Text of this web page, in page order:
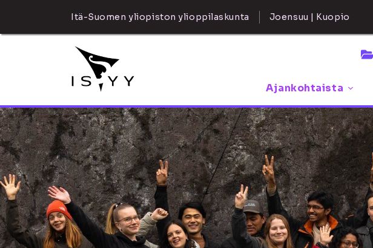
Itä-Suomen yliopiston ylioppilaskunta Joensuu | Kuopio
Ajankohtaista